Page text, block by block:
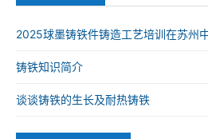
2025球墨铸铁件铸造工艺培训在苏州
司成功举办
铸铁知识简介
谈谈铸铁的生长及耐热铸铁